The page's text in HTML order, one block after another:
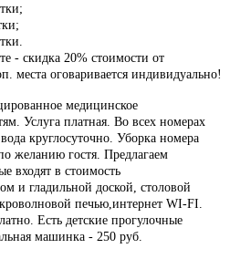
- скидка 20% стоимости от
места оговаривается индивидуально!
медицинское
Услуга платная. Во всех номерах
круглосуточно. Уборка номера
желанию гостя. Предлагаем
входят в стоимость
и гладильной доской, столовой
печью,интернет WI-FI.
Есть детские прогулочные
машинка - 250 руб.